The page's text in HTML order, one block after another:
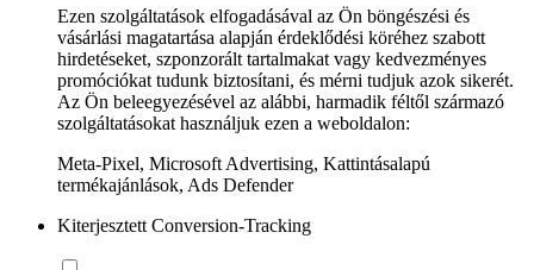
Ezen szolgáltatások elfogadásával az Ön böngészési és
vásárlási magatartása alapján érdeklődési köréhez szabott
hirdetéseket, szponzorált tartalmakat vagy kedvezményes
promóciókat tudunk biztosítani, és mérni tudjuk azok sikerét.
Az Ön beleegyezésével az alábbi, harmadik féltől származó
szolgáltatásokat használjuk ezen a weboldalon:
Meta-Pixel, Microsoft Advertising, Kattintásalapú
termékajánlások, Ads Defender
Kiterjesztett Conversion-Tracking